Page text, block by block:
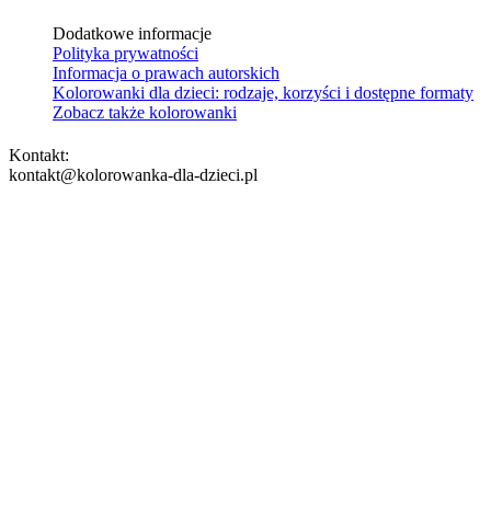
Dodatkowe informacje
Polityka prywatności
Informacja o prawach autorskich
Kolorowanki dla dzieci: rodzaje, korzyści i dostępne formaty
Zobacz także kolorowanki
Kontakt:
kontakt@kolorowanka-dla-dzieci.pl